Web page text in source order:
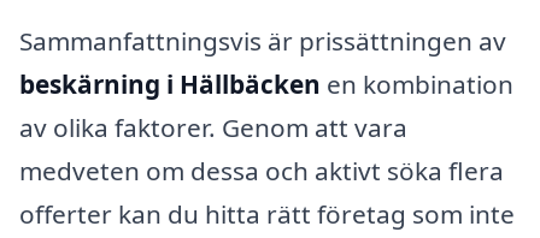
Sammanfattningsvis är prissättningen av
beskärning i Hällbäcken en kombination
av olika faktorer. Genom att vara
medveten om dessa och aktivt söka flera
offerter kan du hitta rätt företag som inte